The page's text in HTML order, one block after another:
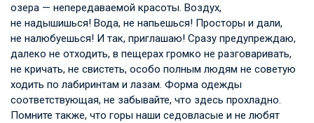
озера — непередаваемой красоты. Воздух,
не надышишься! Вода, не напьешься! Просторы и дали,
не налюбуешься! И так, приглашаю! Сразу предупреждаю,
далеко не отходить, в пещерах громко не разговаривать,
не кричать, не свистеть, особо полным людям не советую
ходить по лабиринтам и лазам. Форма одежды
соответствующая, не забывайте, что здесь прохладно.
Помните также, что горы наши седовласые и не любят